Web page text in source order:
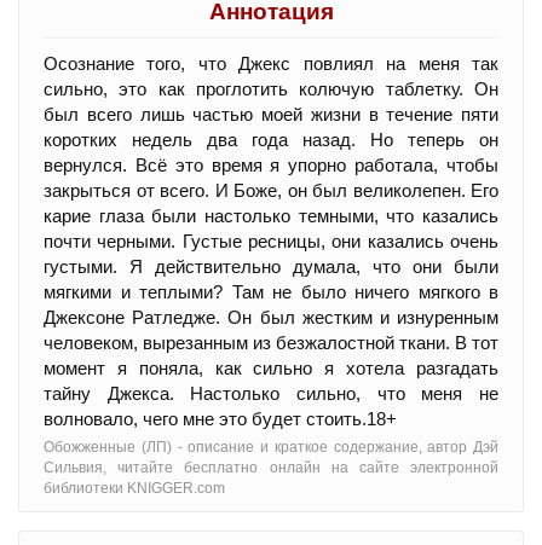
Аннотация
Осознание того, что Джекс повлиял на меня так
сильно, это как проглотить колючую таблетку. Он
был всего лишь частью моей жизни в течение пяти
коротких недель два года назад. Но теперь он
вернулся. Всё это время я упорно работала, чтобы
закрыться от всего. И Боже, он был великолепен. Его
карие глаза были настолько темными, что казались
почти черными. Густые ресницы, они казались очень
густыми. Я действительно думала, что они были
мягкими и теплыми? Там не было ничего мягкого в
Джексоне Ратледже. Он был жестким и изнуренным
человеком, вырезанным из безжалостной ткани. В тот
момент я поняла, как сильно я хотела разгадать
тайну Джекса. Настолько сильно, что меня не
волновало, чего мне это будет стоить.18+
Обожженные (ЛП) - oписание и краткое содержание, автор Дэй
Сильвия, читайте бесплатно онлайн на сайте электронной
библиотеки KNIGGER.com